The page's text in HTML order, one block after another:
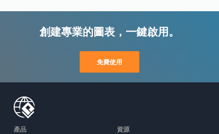
創建專業的圖表，一鍵啟用。
免費使用
產品 資源